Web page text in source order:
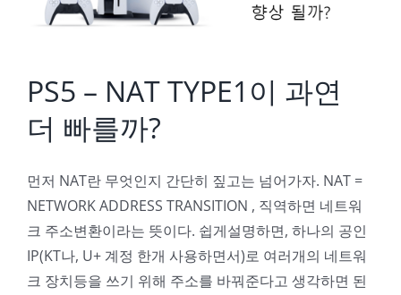
PS5 – NAT TYPE1이 과연
더 빠를까?
먼저 NAT란 무엇인지 간단히 짚고는 넘어가자. NAT =
NETWORK ADDRESS TRANSITION , 직역하면 네트워
크 주소변환이라는 뜻이다. 쉽게설명하면, 하나의 공인
IP(KT나, U+ 계정 한개 사용하면서)로 여러개의 네트워
크 장치등을 쓰기 위해 주소를 바꿔준다고 생각하면 된